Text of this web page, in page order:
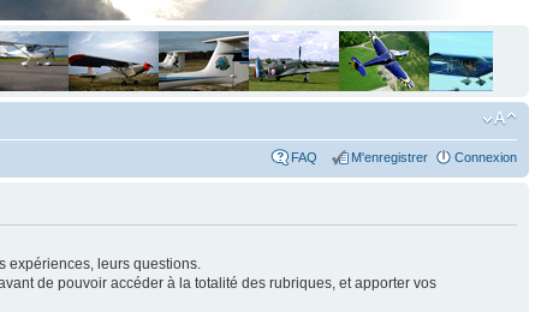
FAQ M'enregistrer Connexion
expériences, leurs questions.
de pouvoir accéder à la totalité des rubriques, et apporter vos